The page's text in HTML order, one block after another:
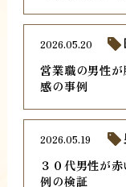
営業職の男性
感の事例
2026.05.20
３０代男性が
例の検証
2026.05.19